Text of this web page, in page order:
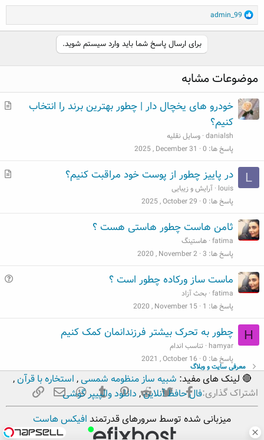
R
e
o
n
s
:
admin_99
برای ارسال پاسخ شما باید وارد سیستم شوید.
موضوعات مشابه
م
خودرو های یخچال دار | چطور بهترین برند را انتخاب
کنیم؟
danialsh وسایل نقلیه
پاسخ ها 0
2025 , December 31
L
م
در پاییز چطور از پوست خود مراقبت کنیم؟
louis آرایش و زیبایی
پاسخ ها 0
2025 , October 29
ثامن هاست چطور هاستی هست ؟
fatima هاستینگ
پاسخ ها 3
2020 , November 2
ماست ساز ورکاده چطور است ؟
fatima بحث آزاد
پاسخ ها 1
2020 , November 15
H چطور به تحرک بیشتر فرزندانمان کمک کنیم
hamyar تناسب اندام
پاسخ ها 0
2021 , October 16
اشتراک گذاری: فیسبوکتویتر Reddit
Pinterest
Tumblr
WhatsApp
ایمیل
معرفی سایت و وبلاگ
🔴 لینک های مفید: شبیه ساز منظومه شمسی, استخاره با قرآن,
فال حافظ آنلاین, دانلود والپیپر گوشی
میزبانی شده توسط سرورهای قدرتمند افیکس هاست